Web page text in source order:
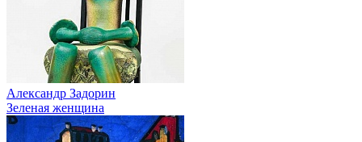
Александр Задорин
Зеленая женщина